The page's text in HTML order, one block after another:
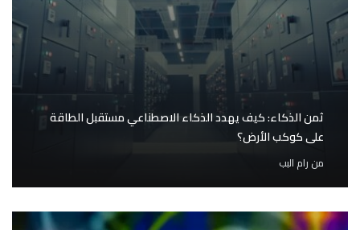
ثمن الذكاء: كيف يهدد الذكاء الاصطناعي مستقبل الطاقة
على كوكب الأرض؟
من رام البب